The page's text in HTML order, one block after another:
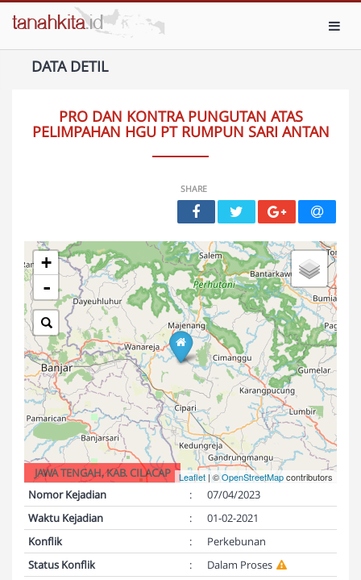
DATA DETIL
PRO DAN KONTRA PUNGUTAN ATAS
PELIMPAHAN HGU PT RUMPUN SARI ANTAN
SHARE
+
-
Leaflet | ©OpenStreetMapcontributors
JAWA TENGAH, KAB. CILACAP
Nomor Kejadian
:
07/04/2023
Waktu Kejadian
:
01-02-2021
Konflik
:
Perkebunan
Status Konflik
:
Dalam Proses